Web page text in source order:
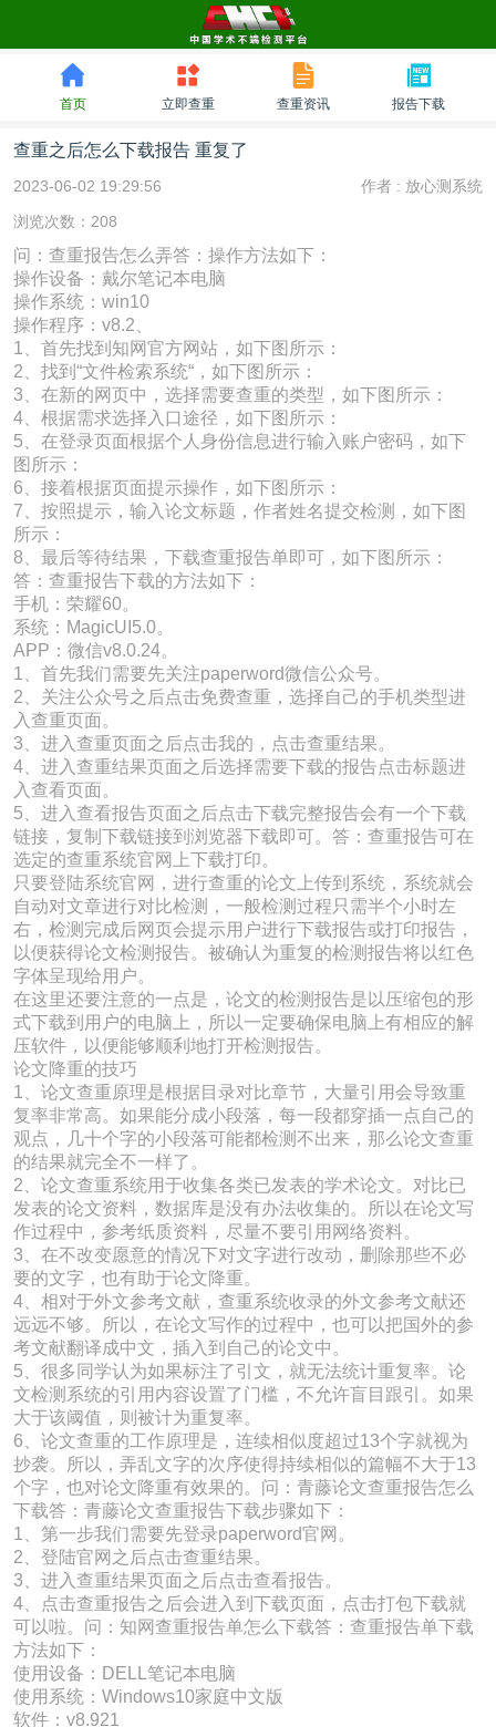
首页 立即查重 查重资讯 报告下载
查重之后怎么下载报告 重复了
2023-06-02 19:29:56 作者 : 放心测系统
浏览次数：208
问：查重报告怎么弄答：操作方法如下：
操作设备：戴尔笔记本电脑
操作系统：win10
操作程序：v8.2、
1、首先找到知网官方网站，如下图所示：
2、找到“文件检索系统“，如下图所示：
3、在新的网页中，选择需要查重的类型，如下图所示：
4、根据需求选择入口途径，如下图所示：
5、在登录页面根据个人身份信息进行输入账户密码，如下
图所示：
6、接着根据页面提示操作，如下图所示：
7、按照提示，输入论文标题，作者姓名提交检测，如下图
所示：
8、最后等待结果，下载查重报告单即可，如下图所示：
答：查重报告下载的方法如下：
手机：荣耀60。
系统：MagicUI5.0。
APP：微信v8.0.24。
1、首先我们需要先关注paperword微信公众号。
2、关注公众号之后点击免费查重，选择自己的手机类型进
入查重页面。
3、进入查重页面之后点击我的，点击查重结果。
4、进入查重结果页面之后选择需要下载的报告点击标题进
入查看页面。
5、进入查看报告页面之后点击下载完整报告会有一个下载
链接，复制下载链接到浏览器下载即可。答：查重报告可在
选定的查重系统官网上下载打印。
只要登陆系统官网，进行查重的论文上传到系统，系统就会
自动对文章进行对比检测，一般检测过程只需半个小时左
右，检测完成后网页会提示用户进行下载报告或打印报告，
以便获得论文检测报告。被确认为重复的检测报告将以红色
字体呈现给用户。
在这里还要注意的一点是，论文的检测报告是以压缩包的形
式下载到用户的电脑上，所以一定要确保电脑上有相应的解
压软件，以便能够顺利地打开检测报告。
论文降重的技巧
1、论文查重原理是根据目录对比章节，大量引用会导致重
复率非常高。如果能分成小段落，每一段都穿插一点自己的
观点，几十个字的小段落可能都检测不出来，那么论文查重
的结果就完全不一样了。
2、论文查重系统用于收集各类已发表的学术论文。对比已
发表的论文资料，数据库是没有办法收集的。所以在论文写
作过程中，参考纸质资料，尽量不要引用网络资料。
3、在不改变愿意的情况下对文字进行改动，删除那些不必
要的文字，也有助于论文降重。
4、相对于外文参考文献，查重系统收录的外文参考文献还
远远不够。所以，在论文写作的过程中，也可以把国外的参
考文献翻译成中文，插入到自己的论文中。
5、很多同学认为如果标注了引文，就无法统计重复率。论
文检测系统的引用内容设置了门槛，不允许盲目跟引。如果
大于该阈值，则被计为重复率。
6、论文查重的工作原理是，连续相似度超过13个字就视为
抄袭。所以，弄乱文字的次序使得持续相似的篇幅不大于13
个字，也对论文降重有效果的。问：青藤论文查重报告怎么
下载答：青藤论文查重报告下载步骤如下：
1、第一步我们需要先登录paperword官网。
2、登陆官网之后点击查重结果。
3、进入查重结果页面之后点击查看报告。
4、点击查重报告之后会进入到下载页面，点击打包下载就
可以啦。问：知网查重报告单怎么下载答：查重报告单下载
方法如下：
使用设备：DELL笔记本电脑
使用系统：Windows10家庭中文版
软件：v8.921